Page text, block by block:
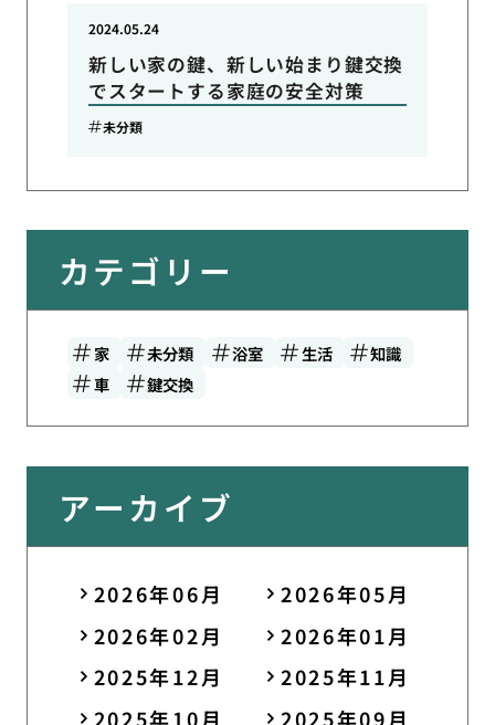
新しい家の鍵、新しい始まり鍵交換
でスタートする家庭の安全対策
2024.05.24
未分類
カテゴリー
家 未分類 浴室 生活
知識
車
鍵交換
アーカイブ
2026年06月
2026年05月
2026年02月
2026年01月
2025年12月
2025年11月
2025年10月
2025年09月